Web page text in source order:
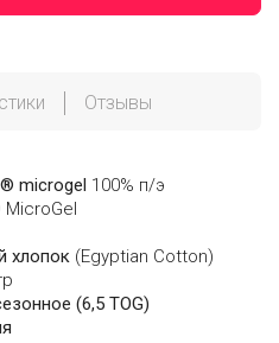
Отзывы
microgel 100% п/э
хлопок (Egyptian Cotton)
(6,5 TOG)